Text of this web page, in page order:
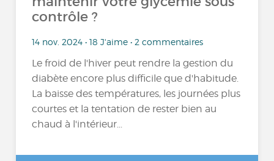
contrôle ?
14 nov. 2024 • 18 J'aime • 2 commentaires
Le froid de l'hiver peut rendre la gestion du
diabète encore plus difficile que d'habitude.
La baisse des températures, les journées plus
courtes et la tentation de rester bien au
chaud à l'intérieur...